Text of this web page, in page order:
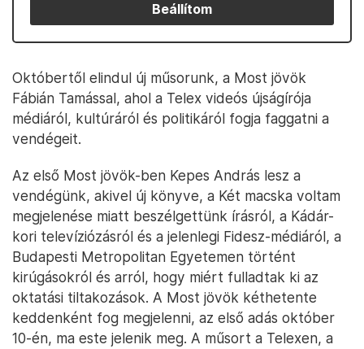
Beállítom
Októbertől elindul új műsorunk, a Most jövök
Fábián Tamással, ahol a Telex videós újságírója
médiáról, kultúráról és politikáról fogja faggatni a
vendégeit.
Az első Most jövök-ben Kepes András lesz a
vendégünk, akivel új könyve, a Két macska voltam
megjelenése miatt beszélgettünk írásról, a Kádár-
kori televíziózásról és a jelenlegi Fidesz-médiáról, a
Budapesti Metropolitan Egyetemen történt
kirúgásokról és arról, hogy miért fulladtak ki az
oktatási tiltakozások. A Most jövök kéthetente
keddenként fog megjelenni, az első adás október
10-én, ma este jelenik meg. A műsort a Telexen, a